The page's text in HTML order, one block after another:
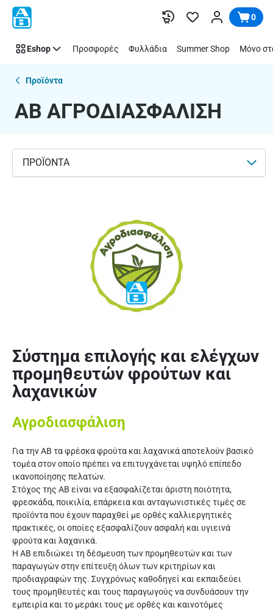
Παράλειψη
ΑΓΡΟΔΙΑΣΦΑΛΙΣΗ
0
Eshop Προσφορές Φυλλάδια Summer Shop Μόνο
Προϊόντα
ΑΒ ΑΓΡΟΔΙΑΣΦΑΛΙΣΗ
ΠΡΟΪΟΝΤΑ
Σύστημα επιλογής και ελέγχων
προμηθευτών φρούτων και
λαχανικών
Αγροδιασφάλιση
Για την ΑΒ τα φρέσκα φρούτα και λαχανικά αποτελούν βασικό
τομέα στον οποίο πρέπει να επιτυγχάνεται υψηλό επίπεδο
ικανοποίησης πελατών.
Στόχος της ΑΒ είναι να εξασφαλίζεται άριστη ποιότητα,
φρεσκάδα, ποικιλία, επάρκεια και ανταγωνιστικές τιμές σε
προϊόντα που έχουν παραχθεί με ορθές καλλιεργητικές
πρακτικές, οι οποίες εξασφαλίζουν ασφαλή και υγιεινά
φρούτα και λαχανικά.
Η ΑΒ επιδιώκει τη δέσμευση των προμηθευτών και των
παραγωγών στην επίτευξη όλων των κριτηρίων και
προδιαγραφών της. Συγχρόνως καθοδηγεί και εκπαιδεύει
τους προμηθευτές και τους παραγωγούς να συνδυάσουν την
εμπειρία και το μεράκι τους με ορθές και καινοτόμες